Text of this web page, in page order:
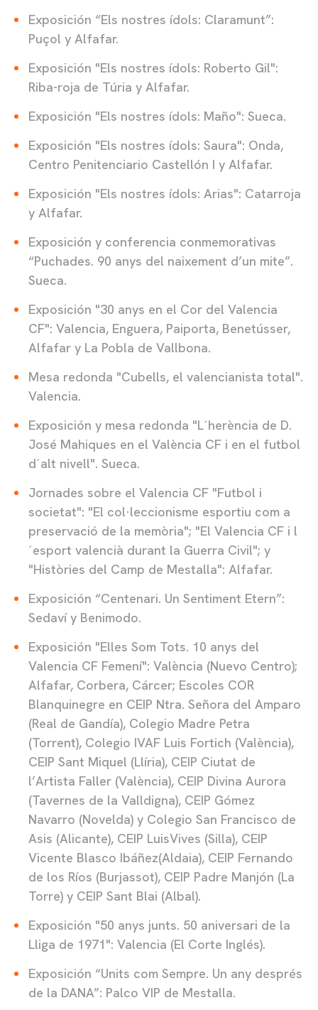
Exposición “Els nostres ídols: Claramunt”:
Puçol y Alfafar.
Exposición "Els nostres ídols: Roberto Gil":
Riba-roja de Túria y Alfafar.
Exposición "Els nostres ídols: Maño": Sueca.
Exposición "Els nostres ídols: Saura": Onda,
Centro Penitenciario Castellón I y Alfafar.
Exposición "Els nostres ídols: Arias": Catarroja
y Alfafar.
Exposición y conferencia conmemorativas
“Puchades. 90 anys del naixement d’un mite”.
Sueca.
Exposición "30 anys en el Cor del Valencia
CF": Valencia, Enguera, Paiporta, Benetússer,
Alfafar y La Pobla de Vallbona.
Mesa redonda "Cubells, el valencianista total".
Valencia.
Exposición y mesa redonda "L´herència de D.
José Mahiques en el València CF i en el futbol
d´alt nivell". Sueca.
Jornades sobre el Valencia CF "Futbol i
societat": "El col·leccionisme esportiu com a
preservació de la memòria"; "El Valencia CF i l
´esport valencià durant la Guerra Civil"; y
"Històries del Camp de Mestalla": Alfafar.
Exposición “Centenari. Un Sentiment Etern”:
Sedaví y Benimodo.
Exposición "Elles Som Tots. 10 anys del
Valencia CF Femení": València (Nuevo Centro);
Alfafar, Corbera, Cárcer; Escoles COR
Blanquinegre en CEIP Ntra. Señora del Amparo
(Real de Gandía), Colegio Madre Petra
(Torrent), Colegio IVAF Luis Fortich (València),
CEIP Sant Miquel (Llíria), CEIP Ciutat de
l’Artista Faller (València), CEIP Divina Aurora
(Tavernes de la Valldigna), CEIP Gómez
Navarro (Novelda) y Colegio San Francisco de
Asis (Alicante), CEIP LuisVives (Silla), CEIP
Vicente Blasco Ibáñez(Aldaia), CEIP Fernando
de los Ríos (Burjassot), CEIP Padre Manjón (La
Torre) y CEIP Sant Blai (Albal).
Exposición "50 anys junts. 50 aniversari de la
Lliga de 1971": Valencia (El Corte Inglés).
Exposición “Units com Sempre. Un any després
de la DANA”: Palco VIP de Mestalla.